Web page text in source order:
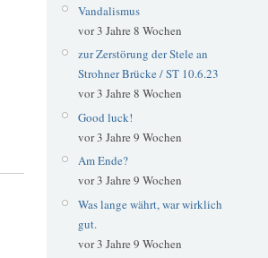
Vandalismus
vor 3 Jahre 8 Wochen
zur Zerstörung der Stele an
Strohner Brücke / ST 10.6.23
vor 3 Jahre 8 Wochen
Good luck!
vor 3 Jahre 9 Wochen
Am Ende?
vor 3 Jahre 9 Wochen
Was lange währt, war wirklich
gut.
vor 3 Jahre 9 Wochen